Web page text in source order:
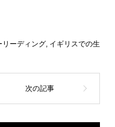
リーディング, イギリスでの生